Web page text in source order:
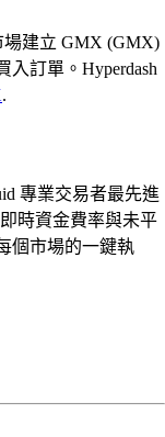
場建立 GMX (GMX)
訂單。Hyperdash
.
專業交易者最先進
時資金費率與未平
個市場的一鍵執